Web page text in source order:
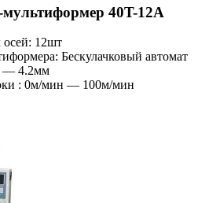
мультиформер 40T-12A
осей: 12шт
Бескулачковый автомат
— 4.2мм
: 0м/мин — 100м/мин